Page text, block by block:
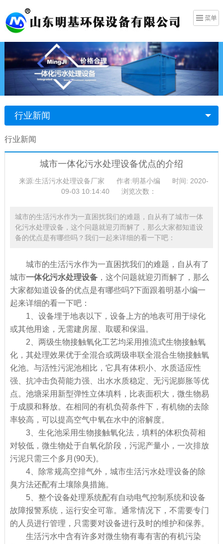
行业新闻
行业新闻
城市一体化污水处理设备优点的介绍
来源:生活污水处理设备厂家 作者:明基小编
时间: 2020-
09-03 10:14:40
浏览次数：
城市的生活污水作为一直困扰我们的难题，自从有了城市一体
化污水处理设备，这个问题就迎刃而解了，那么大家都知道设
备的优点是有哪些吗？我们一起来详细的看一下吧：
城市的生活污水作为一直困扰我们的难题，自从有了
城市一体化污水处理设备，这个问题就迎刃而解了，那么
大家都知道设备的优点是有哪些吗?下面跟着明基小编一
起来详细的看一下吧：
1、设备埋于地表以下，设备上方的地表可用于绿化
或其他用途，无需建房屋、取暖和保温。
2、两级生物接触氧化工艺均采用推流式生物接触氧
化，其处理效果优于全混合或两级串联全混合生物接触氧
化池。与活性污泥池相比，它具有体积小、水质适应性
强、抗冲击负荷能力强、出水水质稳定、无污泥膨胀等优
点。池塘采用新型弹性立体填料，比表面积大，微生物易
于成膜和释放。在相同的有机负荷条件下，有机物的去除
率较高，可以提高空气中氧在水中的溶解度。
3、生化池采用生物接触氧化法，填料的体积负荷相
对较低，微生物处于自氧化阶段，污泥产量小，一次排放
污泥只需三个多月(90天)。
4、除常规高空排气外，城市生活污水处理设备的除
臭方法还配有土壤除臭措施。
5、整个设备处理系统配有自动电气控制系统和设备
故障报警系统，运行安全可靠。通常情况下，不需要专门
的人员进行管理，只需要对设备进行及时的维护和保养。
生活污水中含有许多对微生物有毒有害的有机污染